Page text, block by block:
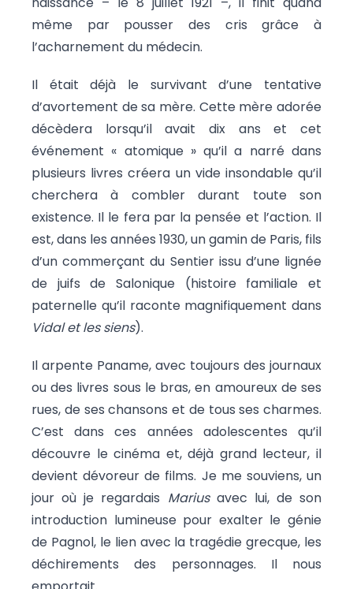
même par pousser des cris grâce à
l’acharnement du médecin.
Il était déjà le survivant d’une tentative
d’avortement de sa mère. Cette mère adorée
décèdera lorsqu’il avait dix ans et cet
événement « atomique » qu’il a narré dans
plusieurs livres créera un vide insondable qu’il
cherchera à combler durant toute son
existence. Il le fera par la pensée et l’action. Il
est, dans les années 1930, un gamin de Paris, fils
d’un commerçant du Sentier issu d’une lignée
de juifs de Salonique (histoire familiale et
paternelle qu’il raconte magnifiquement dans
Vidal et les siens).
Il arpente Paname, avec toujours des journaux
ou des livres sous le bras, en amoureux de ses
rues, de ses chansons et de tous ses charmes.
C’est dans ces années adolescentes qu’il
découvre le cinéma et, déjà grand lecteur, il
devient dévoreur de films. Je me souviens, un
jour où je regardais Mariusavec lui, de son
introduction lumineuse pour exalter le génie
de Pagnol, le lien avec la tragédie grecque, les
déchirements des personnages. Il nous